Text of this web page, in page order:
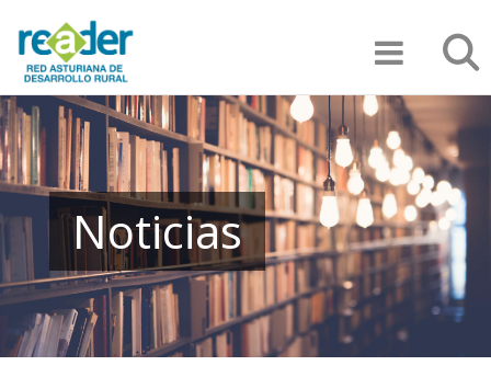
contenido
principal
Noticias